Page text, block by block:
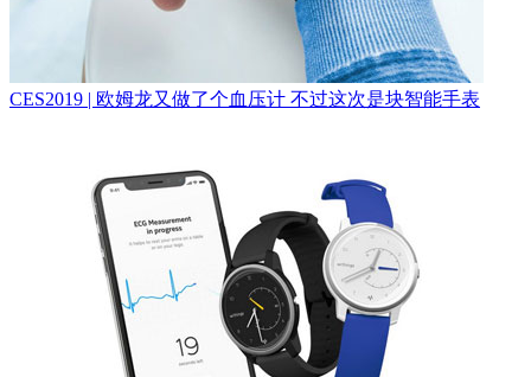
CES2019 | 欧姆龙又做了个血压计 不过这次是块智能手表